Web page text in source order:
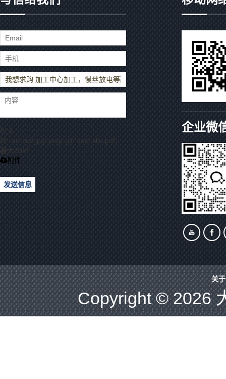
仅支
持.rar/.zip/.jpg/.png/.gif/.doc/.xls/.pdf，
最大20M
附件
发送信息
企业微
关
Copyright © 2026